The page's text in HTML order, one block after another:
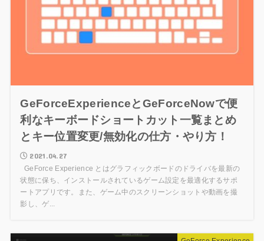
GeForceExperienceとGeForceNowで便
利なキーボードショートカット一覧まとめ
とキー位置変更/無効化の仕方・やり方！
2021.04.27
GeForce Experience とはグラフィックボードのドライバを最新の
状態に保ち、インストールされているゲーム設定を最適化するサポ
ートアプリです。また、ゲーム中のスクリーンショットや動画を撮
影し、ゲ...